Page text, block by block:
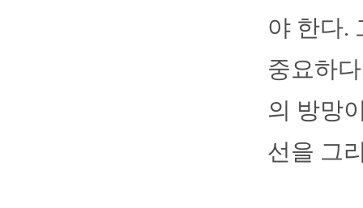
야 한다.
중요하
의 방망
선을 그